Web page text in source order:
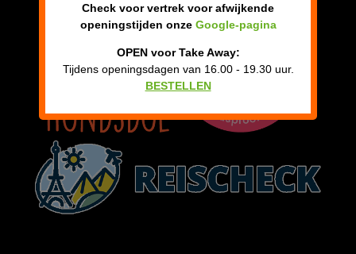
Check voor vertrek voor afwijkende
openingstijden onze Google-pagina
OPEN voor Take Away:
Tijdens openingsdagen van 16.00 - 19.30 uur.
BESTELLEN